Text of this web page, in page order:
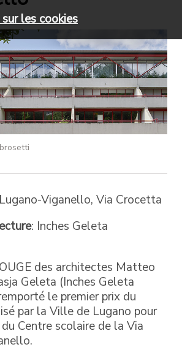
Viganello, Via Crocetta
: Inches Geleta
des architectes Matteo
Geleta (Inches Geleta
le premier prix du
par la Ville de Lugano pour
Centre scolaire de la Via
les cookies